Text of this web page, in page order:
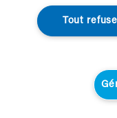
Prénom * Tout